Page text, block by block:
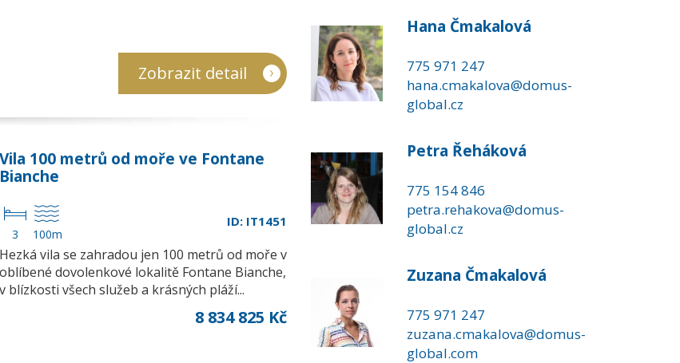
Zobrazit detail
Vila 100 metrů od moře ve Fontane
Bianche
3 100m
ID: IT1451
Hezká vila se zahradou jen 100 metrů od moře v
oblíbené dovolenkové lokalitě Fontane Bianche,
v blízkosti všech služeb a krásných pláží...
8 834 825 Kč
Hana Čmakalová
775 971 247
hana.cmakalova@domus-
global.cz
Petra Řeháková
775 154 846
petra.rehakova@domus-
global.cz
Zuzana Čmakalová
775 971 247
zuzana.cmakalova@domus-
global.com